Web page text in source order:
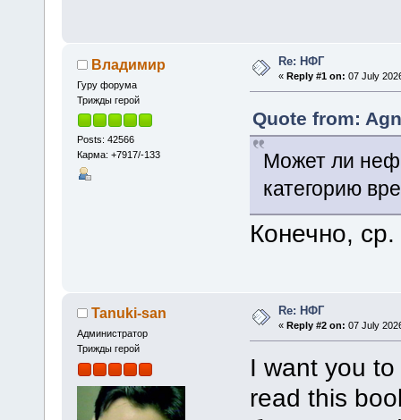
Владимир
Гуру форума
Трижды герой
Posts: 42566
Карма: +7917/-133
Re: НФГ
« Reply #1 on: 07 July
Quote from:
Может ли
категорию
Конечно,
Tanuki-san
Администратор
Трижды герой
Re: НФГ
«Reply #2 on: 07 July
I want you
read this